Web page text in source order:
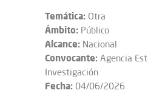
Temática: Otra
Ámbito: Público
Alcance: Nacional
Convocante: Agencia
Investigación
Fecha: 04/06/2026